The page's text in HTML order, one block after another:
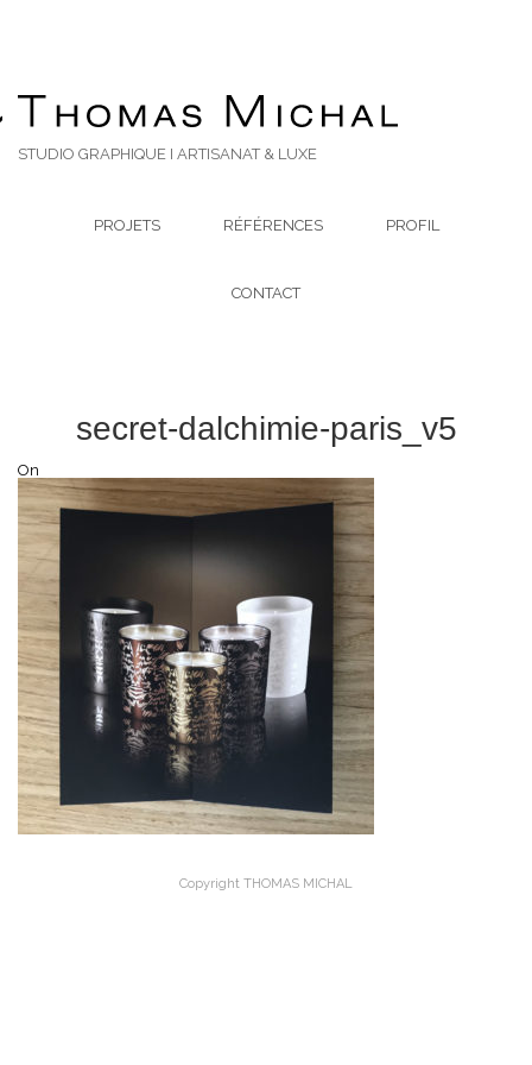
STUDIO GRAPHIQUE I ARTISANAT & LUXE
PROJETS RÉFÉRENCES PROFIL
CONTACT
secret-dalchimie-paris_v5
On
Copyright THOMAS MICHAL